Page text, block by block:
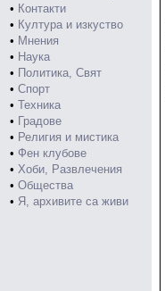
• Контакти
• Култура и изкуство
• Мнения
• Наука
• Политика, Свят
• Спорт
• Техника
• Градове
• Религия и мистика
• Фен клубове
• Хоби, Развлечения
• Общества
• Я, архивите са живи